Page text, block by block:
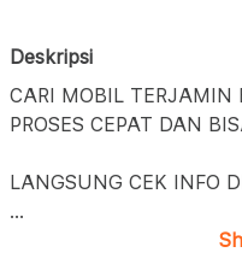
Deskripsi
CARI MOBIL TERJAMIN
PROSES CEPAT DAN
LANGSUNG CEK INFO
...